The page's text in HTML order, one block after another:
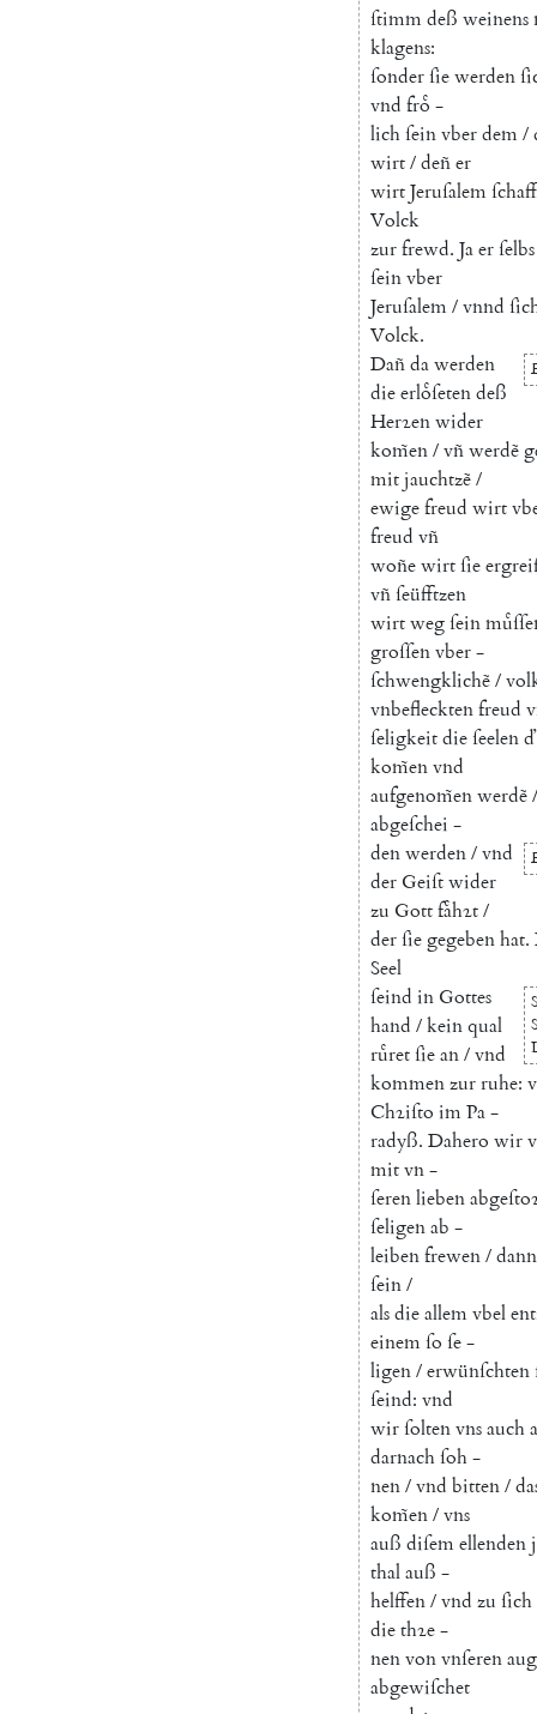
ſtimmdeß weinens
klagens:
ſonderſiewerden
vnd froͤ -
lichſeinvberdem/
wirt/deñer
wirtJeruſalem
Volck
zurfrewd. Jaerſelbs
ſeinvber
Jeruſalem/vnnd
Volck.
Dañdawerden
dieerloͤſetendeß
Herꝛenwider
kom̃en/vñwerdẽ
mitjauchtzẽ/
ewigefreud wirt
freud vñ
woñewirtſie
vñſeüfftzen
wirtwegſein
groſſenvber-
ſchwengklichẽ/
vnbeflecktenfreud
ſeligkeitdieſeelenď
kom̃envnd
aufgenom̃enwerdẽ/
abgeſchei -
denwerden/vnd
der Geiſtwider
zu Gottfaͤhꝛt/
derſiegegebenhat.
Seel
ſeind in Gottes
hand /keinqual
ruͤretſiean/vnd
kommenzurruhe:
Chꝛiſto imPa-
radyß. Dahero wir
mitvn-
ſerenlieben
ſeligenab -
leibenfrewen/dann
ſein/
alsdieallemvbel
einemſo ſe-
ligen/erwünſchten
ſeind: vnd
wirſoltenvnsauch
darnachſoh-
nen/vnd bitten/
kom̃en/vns
auß diſemellenden
thalauß -
helffen/vnd zu ſich
diethꝛe-
nenvonvnſeren
abgewiſchet